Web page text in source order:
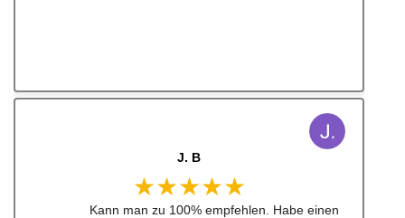
J. B
★★★★★
Kann man zu 100% empfehlen. Habe einen